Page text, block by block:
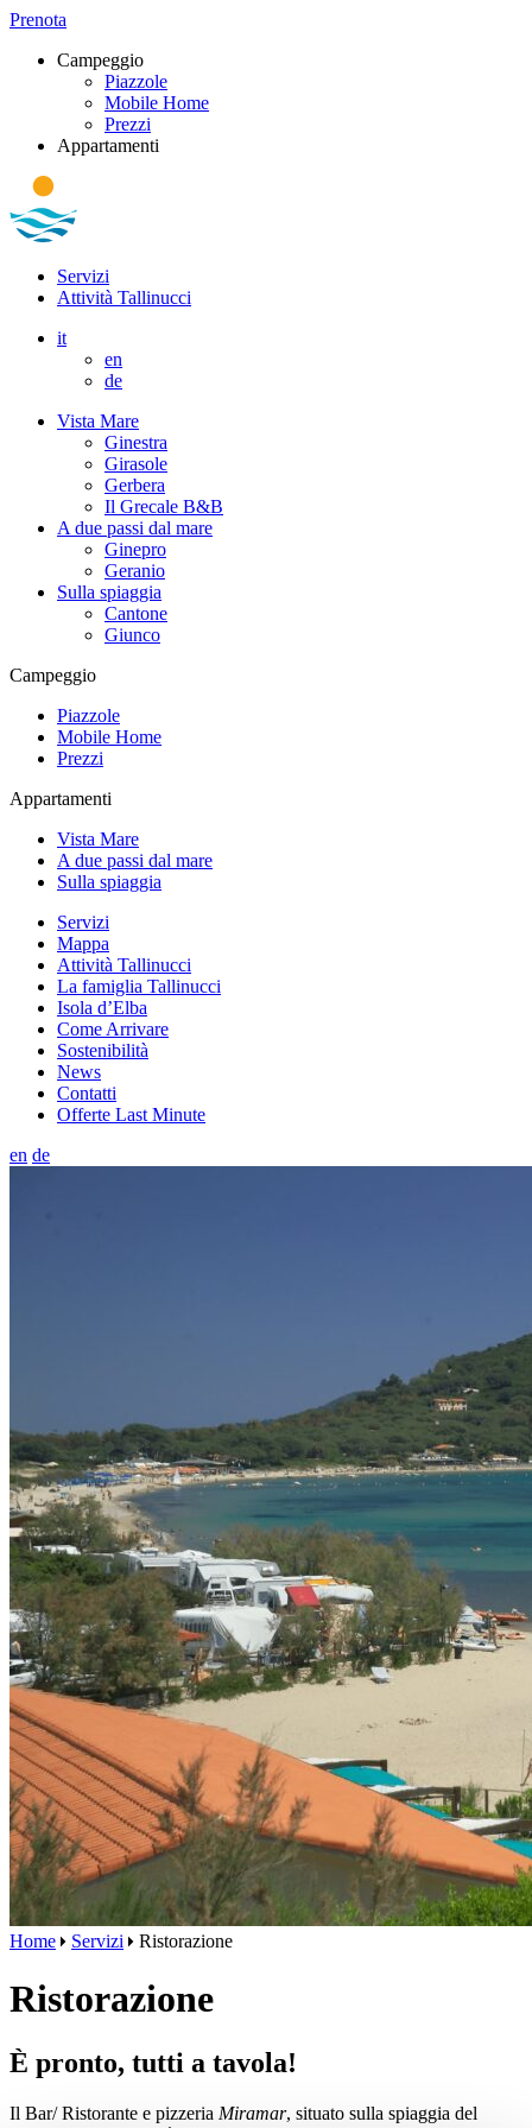
Prenota
Campeggio
Piazzole
Mobile Home
Prezzi
Appartamenti
Servizi
Attività Tallinucci
it
en
de
Vista Mare
Ginestra
Girasole
Gerbera
Il Grecale B&B
A due passi dal mare
Ginepro
Geranio
Sulla spiaggia
Cantone
Giunco
Campeggio
Piazzole
Mobile Home
Prezzi
Appartamenti
Vista Mare
A due passi dal mare
Sulla spiaggia
Servizi
Mappa
Attività Tallinucci
La famiglia Tallinucci
Isola d’Elba
Come Arrivare
Sostenibilità
News
Contatti
Offerte Last Minute
en de
Home Servizi Ristorazione
Ristorazione
È pronto, tutti a tavola!
Il Bar/ Ristorante e pizzeria Miramar, situato sulla spiaggia del